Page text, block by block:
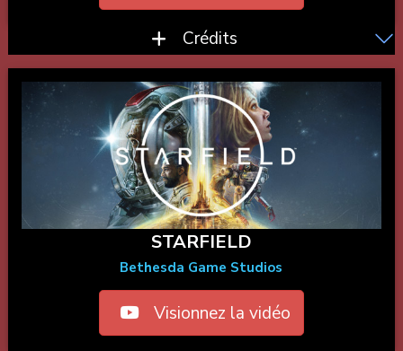
Crédits
STARFIELD
Bethesda Game Studios
Visionnez la vidéo